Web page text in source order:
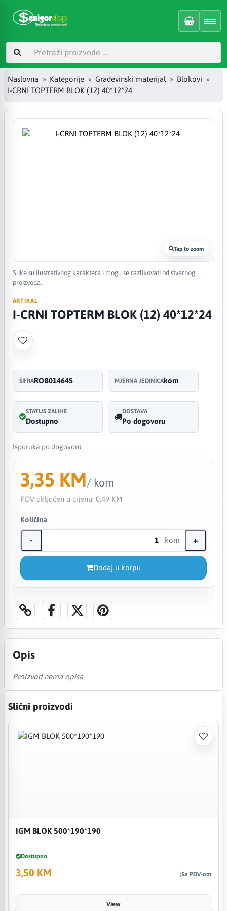
Naslovna Kategorije Građevinski materijal
Blokovi
I-CRNI TOPTERM BLOK (12) 40*12*24
Tap to zoom
Slike su ilustrativnog karaktera i mogu se razlikovati od stvarnog
proizvoda.
ARTIKAL
I-CRNI TOPTERM BLOK (12) 40*12*24
ŠIFRAROB014645 MJERNA JEDINICAkom
STATUS ZALIHE
Dostupno
DOSTAVA
Po dogovoru
Isporuka po dogovoru
3,35 KM/ kom
PDV uključen u cijenu: 0,49 KM
Količina
- kom +
Dodaj u korpu
Opis
Proizvod nema opisa
Slični proizvodi
IGM BLOK 500*190*190
Dostupno
3,50 KM Sa PDV-om
View